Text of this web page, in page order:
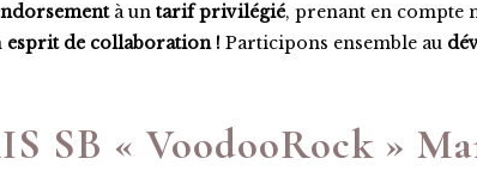
à un tarif privilégié, prenant en compte
esprit de collaboration !Participons ensemble au
SB « VoodooRock »